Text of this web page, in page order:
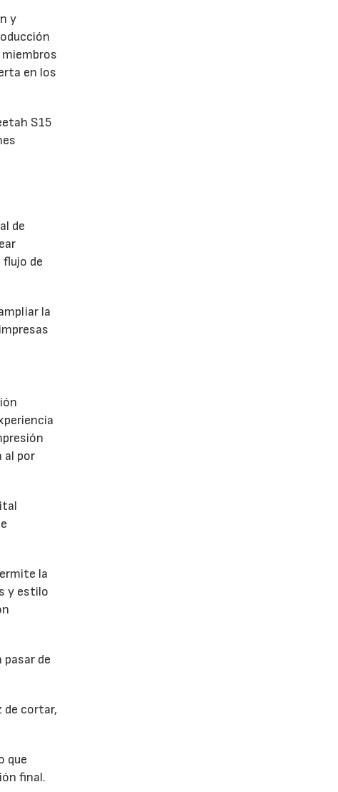
y
en los
S15
de
de
la
al por
la
y estilo
de
de cortar,
que
final.